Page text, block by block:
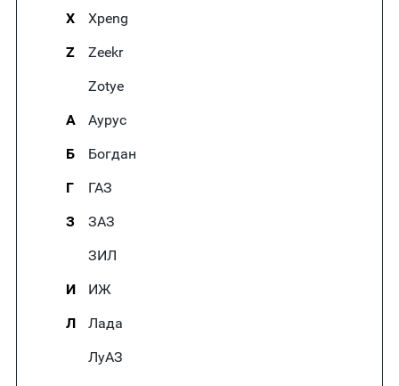
X
Xpeng
Z
Zeekr
Zotye
А
Аурус
Б
Богдан
Г
ГАЗ
З
ЗАЗ
ЗИЛ
И
ИЖ
Л
Лада
ЛуАЗ